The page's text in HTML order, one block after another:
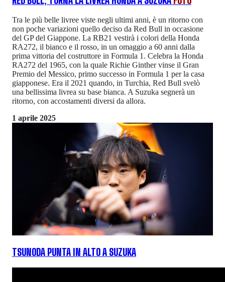
Tra le più belle livree viste negli ultimi anni, è un ritorno con
non poche variazioni quello deciso da Red Bull in occasione
del GP del Giappone. La RB21 vestirà i colori della Honda
RA272, il bianco e il rosso, in un omaggio a 60 anni dalla
prima vittoria del costruttore in Formula 1. Celebra la Honda
RA272 del 1965, con la quale Richie Ginther vinse il Gran
Premio del Messico, primo successo in Formula 1 per la casa
giapponese. Era il 2021 quando, in Turchia, Red Bull svelò
una bellissima livrea su base bianca. A Suzuka segnerà un
ritorno, con accostamenti diversi da allora.
1 aprile 2025
TSUNODA PUNTA IN ALTO A SUZUKA